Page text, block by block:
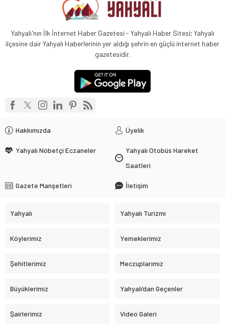
Yahyalı'nın İlk İnternet Haber Gazetesi - Yahyalı Haber Sitesi; Yahyalı
ilçesine dair Yahyalı Haberlerinin yer aldığı şehrin en güçlü internet haber
gazetesidir.
Hakkımızda Üyelik
Yahyalı Nöbetçi Eczaneler
Yahyalı Otobüs Hareket
Saatleri
Gazete Manşetleri İletişim
Yahyalı Yahyalı Turizmi
Köylerimiz Yemeklerimiz
Şehitlerimiz Meczuplarımız
Büyüklerimiz Yahyalı’dan Geçenler
Şairlerimiz Video Galeri